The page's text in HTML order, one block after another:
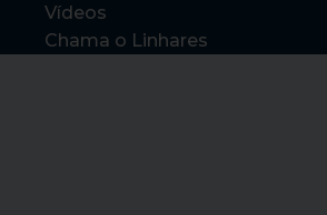
Vídeos
Chama o Linhares